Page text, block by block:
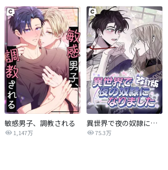
敏感男子、調教される
1,147万
異世界で夜の奴隷になりました【改訂版】
75.3万